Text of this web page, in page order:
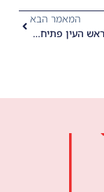
המאמר הבא
אינסטלטור בראש העין פתיחת סתימות ביוב